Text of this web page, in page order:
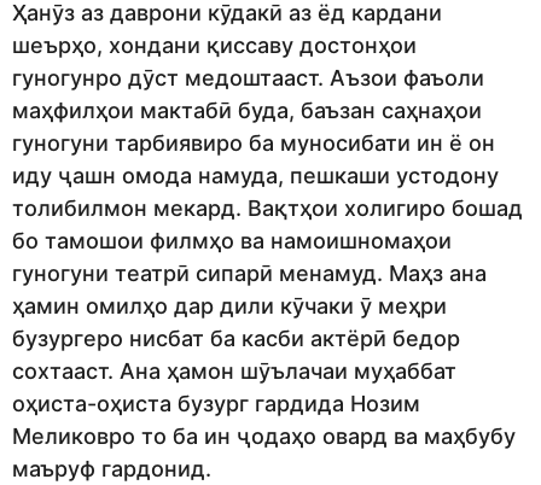
Ҳанӯз аз даврони кӯдакӣ аз ёд кардани
шеърҳо, хондани қиссаву достонҳои
гуногунро дӯст медоштааст. Аъзои фаъоли
маҳфилҳои мактабӣ буда, баъзан саҳнаҳои
гуногуни тарбиявиро ба муносибати ин ё он
иду ҷашн омода намуда, пешкаши устодону
толибилмон мекард. Вақтҳои холигиро бошад
бо тамошои филмҳо ва намоишномаҳои
гуногуни театрӣ сипарӣ менамуд. Маҳз ана
ҳамин омилҳо дар дили кӯчаки ӯ меҳри
бузургеро нисбат ба касби актёрӣ бедор
сохтааст. Ана ҳамон шӯълачаи муҳаббат
оҳиста-оҳиста бузург гардида Нозим
Меликовро то ба ин ҷодаҳо овард ва маҳбубу
маъруф гардонид.